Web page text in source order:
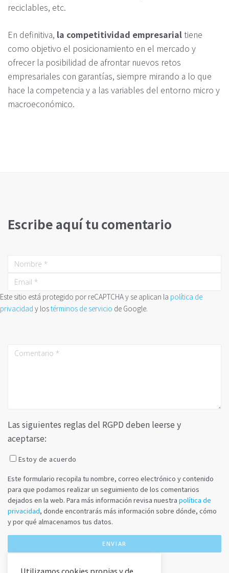
reciclables, etc.
En definitiva, la competitividad empresarialtiene
como objetivo el posicionamiento en el mercado y
ofrecer la posibilidad de afrontar nuevos retos
empresariales con garantías, siempre mirando a lo que
hace la competencia y a las variables del entorno micro y
macroeconómico.
Escribe aquí tu comentario
Este sitio está protegido por reCAPTCHA y se aplican la política de
privacidad y lostérminos de servicio de Google.
Las siguientes reglas del RGPD deben leerse y
aceptarse:
Estoy de acuerdo
Este formulario recopila tu nombre, correo electrónico y contenido
para que podamos realizar un seguimiento de los comentarios
dejados en la web. Para más información revisa nuestra política de
privacidad, donde encontrarás más información sobre dónde, cómo
y por qué almacenamos tus datos.
Utilizamos cookies propias y de